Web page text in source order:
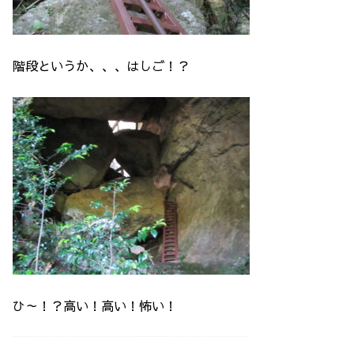
階段というか、、、はしご！？
ひ～！？高い！高い！怖い！